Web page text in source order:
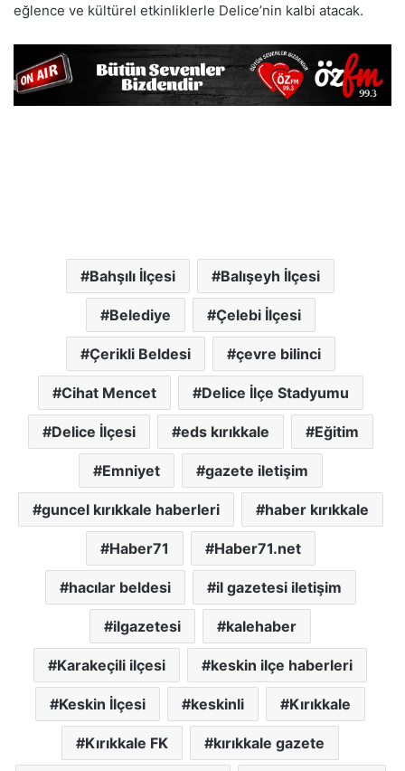
eğlence ve kültürel etkinliklerle Delice’nin kalbi atacak.
Bahşılı İlçesi Balışeyh İlçesi
Belediye Çelebi İlçesi
Çerikli Beldesi çevre bilinci
Cihat Mencet Delice İlçe Stadyumu
Delice İlçesi eds kırıkkale Eğitim
Emniyet gazete iletişim
guncel kırıkkale haberleri haber kırıkkale
Haber71 Haber71.net
hacılar beldesi il gazetesi iletişim
ilgazetesi kalehaber
Karakeçili ilçesi keskin ilçe haberleri
Keskin İlçesi keskinli Kırıkkale
Kırıkkale FK kırıkkale gazete